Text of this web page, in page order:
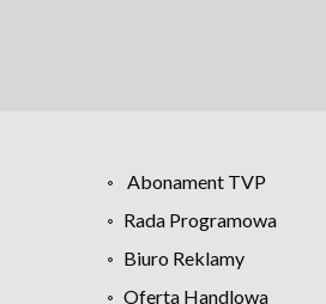
Abonament TVP
Rada Programowa
Biuro Reklamy
Oferta Handlowa